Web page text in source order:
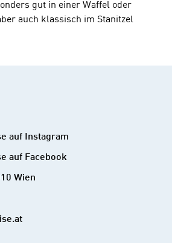
gut in einer Waffel oder
auch klassisch im Stanitzel
auf Instagram
auf Facebook
Wien